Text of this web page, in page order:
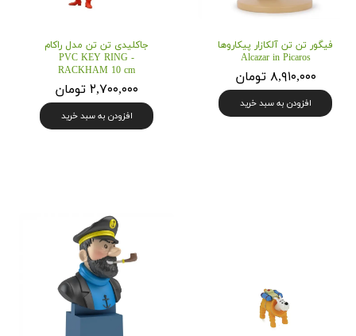
فیگور تن تن آلکازار پیکاروها
Alcazar in Picaros
۸,۹۱۰,۰۰۰ تومان
افزودن به سبد خرید
جاکلیدی تن تن مدل راکام
PVC KEY RING -
RACKHAM 10 cm
۲,۷۰۰,۰۰۰ تومان
افزودن به سبد خرید